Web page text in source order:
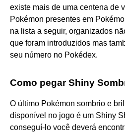
existe mais de uma centena de
Pokémon presentes em
na lista a seguir, organizados
que foram introduzidos mas
seu número no Pokédex.
Como pegar Shiny
O último Pokémon sombrio e
disponível no jogo é um Shiny
conseguí-lo você deverá